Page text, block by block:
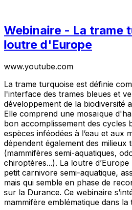
Webinaire - La trame
loutre d'Europe
www.youtube.com
La trame turquoise est définie
l'interface des trames bleues et
développement de la biodiversité
Elle comprend une mosaïque
bon accomplissement des cycles
espèces inféodées à l’eau et aux
dépendent également des milieux
(mammifères semi-aquatiques,
chiroptères...). La loutre
petit carnivore semi-aquatique,
mais qui semble en phase de
sur la Durance. Ce webinaire
mammifère emblématique dans la